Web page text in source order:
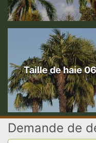
Taille de haie 06
Demande de